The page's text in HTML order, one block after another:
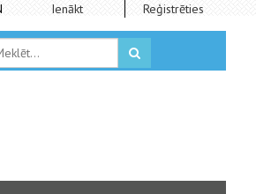
Ienākt Reģistrēties